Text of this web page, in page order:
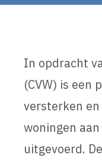
In opdracht
(CVW) is een
versterken
woningen
uitgevoerd.